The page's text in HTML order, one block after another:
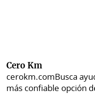
Cero Km
cerokm.comBusca
más confiable opción